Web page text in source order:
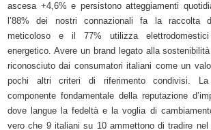
ascesa +4,6% e persistono atteggiamenti
l’88% dei nostri connazionali fa la raccolta
meticoloso e il 77% utilizza
energetico. Avere un brand legato alla
riconosciuto dai consumatori italiani come un
pochi altri criteri di riferimento condivisi.
componente fondamentale della reputazione
dove langue la fedeltà e la voglia di
vero che 9 italiani su 10 ammettono di tradire